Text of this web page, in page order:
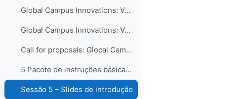
Global Campus Innovations: Volume III – Collaboration in Education and Training
Global Campus Innovations: Volume IV – Technology-enhanced Learning
Call for proposals: Glocal Campus Innovations 2nd edition
5 Pacote de instruções básicas para meteorologista...
Sessão 5 – Slides de introdução